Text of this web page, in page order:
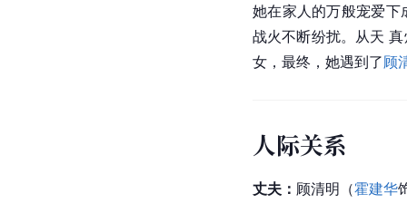
她在家人的万般宠爱下
战火不断纷扰。从天
女，最终，她遇到了顾
人际关系
丈夫： 顾清明 （霍建华